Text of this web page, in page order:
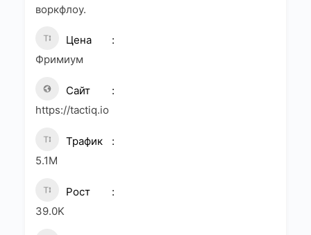
воркфлоу.
Цена
Фримиум
Сайт
https://tactiq.io
Трафик
5.1M
Рост
39.0K